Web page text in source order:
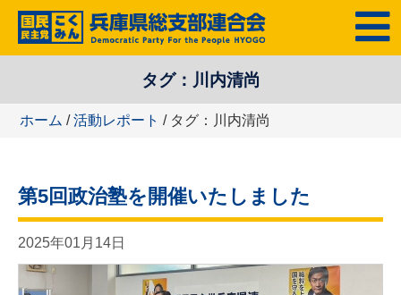
テ
ツ
MENU
タグ：川内清尚
ホーム /活動レポート / タグ：川内清尚
第5回政治塾を開催いたしました
2025年01月14日